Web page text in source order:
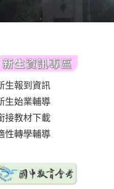
生報到資訊
生始業輔導
接教材下載
性轉學輔導